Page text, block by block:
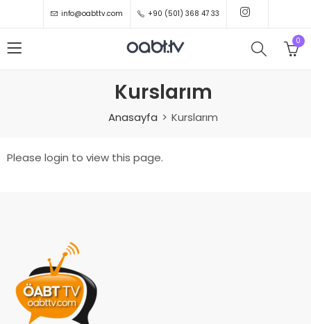
info@oabttv.com +90 (501) 368 47 33
0
Kurslarım
Anasayfa Kurslarım
Please login to view this page.